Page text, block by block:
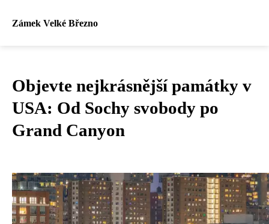
Zámek Velké Březno
Objevte nejkrásnější památky v
USA: Od Sochy svobody po
Grand Canyon